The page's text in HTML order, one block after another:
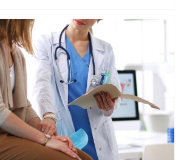
przygotować i my mamy na to
i igła nikomu się
Dorośli nie lubią chodzić na
więc dziwić się dzieciom, że
przystają. Podpowiadamy, co
aby przeprowadzić je przez
jakim jest pobranie krwi.